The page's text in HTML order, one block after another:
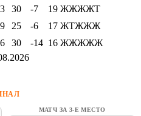
30 -7 19 ЖЖЖЖТ
25 -6 17 ЖТЖЖЖ
30 -14 16 ЖЖЖЖЖ
МАТЧ ЗА 3-Е МЕСТО